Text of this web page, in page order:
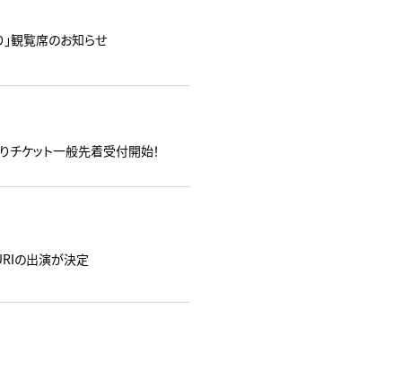
観覧席のお知らせ
チケット一般先着受付開始！
の出演が決定